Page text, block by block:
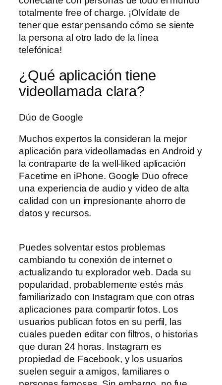
totalmente free of charge. ¡Olvídate de
tener que estar pensando cómo se siente
la persona al otro lado de la línea
telefónica!
¿Qué aplicación tiene
videollamada clara?
Dúo de Google
Muchos expertos la consideran la mejor
aplicación para videollamadas en Android y
la contraparte de la well-liked aplicación
Facetime en iPhone. Google Duo ofrece
una experiencia de audio y video de alta
calidad con un impresionante ahorro de
datos y recursos.
Puedes solventar estos problemas
cambiando tu conexión de internet o
actualizando tu explorador web. Dada su
popularidad, probablemente estés más
familiarizado con Instagram que con otras
aplicaciones para compartir fotos. Los
usuarios publican fotos en su perfil, las
cuales pueden editar con filtros, o historias
que duran 24 horas. Instagram es
propiedad de Facebook, y los usuarios
suelen seguir a amigos, familiares o